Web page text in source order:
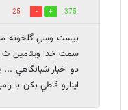
375
25
بيست وسي گلخونه
سمت خدا ويتامين ث
دو اخبار شبانگاهي ...
اينارو قاطي بكن با